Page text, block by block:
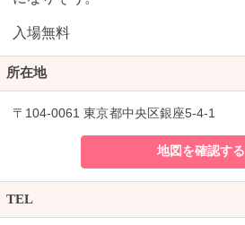
入場無料
所在地
〒104-0061 東京都中央区銀座5-4-1
地図を確認する
TEL